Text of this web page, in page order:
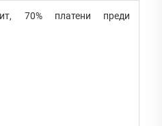
70% платени преди